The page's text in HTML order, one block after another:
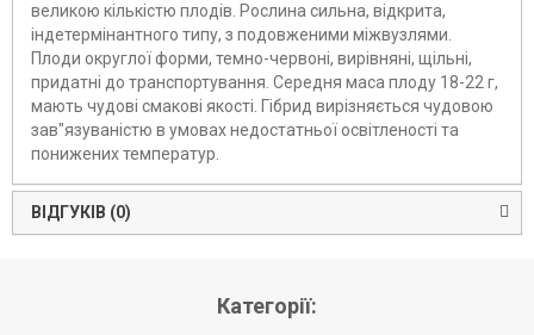
великою кількістю плодів. Рослина сильна, відкрита,
індетермінантного типу, з подовженими міжвузлями.
Плоди округлої форми, темно-червоні, вирівняні, щільні,
придатні до транспортування. Середня маса плоду 18-22 г,
мають чудові смакові якості. Гібрид вирізняється чудовою
зав"язуваністю в умовах недостатньої освітленості та
понижених температур.
ВІДГУКІВ (0)
Категорії: